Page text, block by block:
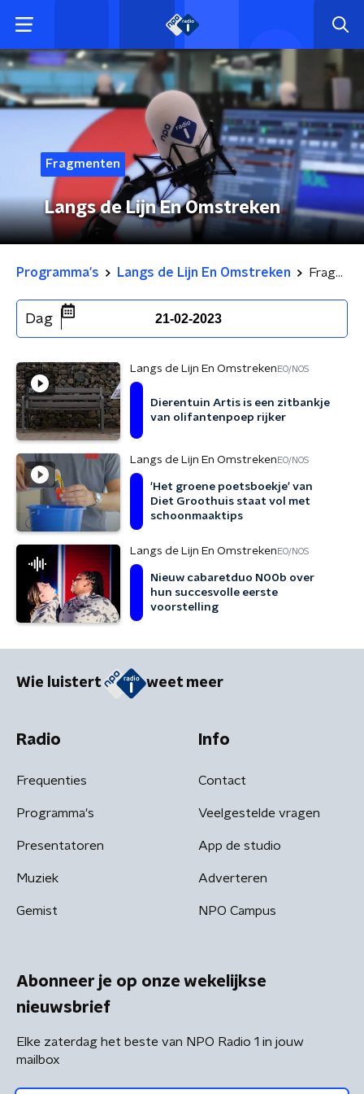
Fragmenten
Langs de Lijn En Omstreken
Programma's Langs de Lijn En Omstreken Fragmenten
Dag 21-02-2023
Langs de Lijn En Omstreken EO/NOS
Dierentuin Artis is een zitbankje
van olifantenpoep rijker
Langs de Lijn En Omstreken EO/NOS
'Het groene poetsboekje' van
Diet Groothuis staat vol met
schoonmaaktips
Langs de Lijn En Omstreken EO/NOS
Nieuw cabaretduo N00b over
hun succesvolle eerste
voorstelling
Wie luistert weet meer
Radio
Frequenties
Programma's
Presentatoren
Muziek
Gemist
Info
Contact
Veelgestelde vragen
App de studio
Adverteren
NPO Campus
Abonneer je op onze wekelijkse
nieuwsbrief
Elke zaterdag het beste van NPO Radio 1 in jouw
mailbox